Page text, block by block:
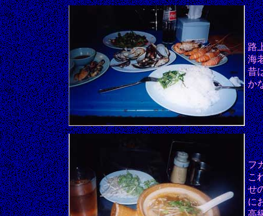
路
海
昔
か
フ
こ
せ
に
高